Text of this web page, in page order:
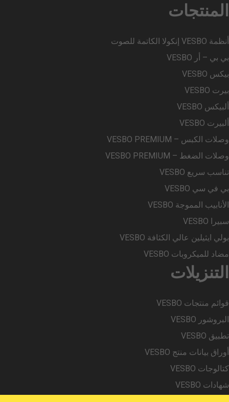
المنتجات
أنظمة VESBO إنكولا الكاتمة للصوت
بي بي – أر VESBO
بيكس VESBO
بيرت VESBO
ألبيكس VESBO
ألبيرت VESBO
وصلات الكبس – VESBO PREMIUM
وصلات الضغط – VESBO PREMIUM
تناسب سريع VESBO
بي في سي VESBO
الأنابيب المموجة VESBO
سبيرا VESBO
بولي ايثيلين عالي الكثافة VESBO
مضاد للميكروبات VESBO
التنزيلات
قوائم منتجات VESBO
البروشور VESBO
تطبيق VESBO
أوراق بيانات منتج VESBO
كتالوجات VESBO
شهادات VESBO